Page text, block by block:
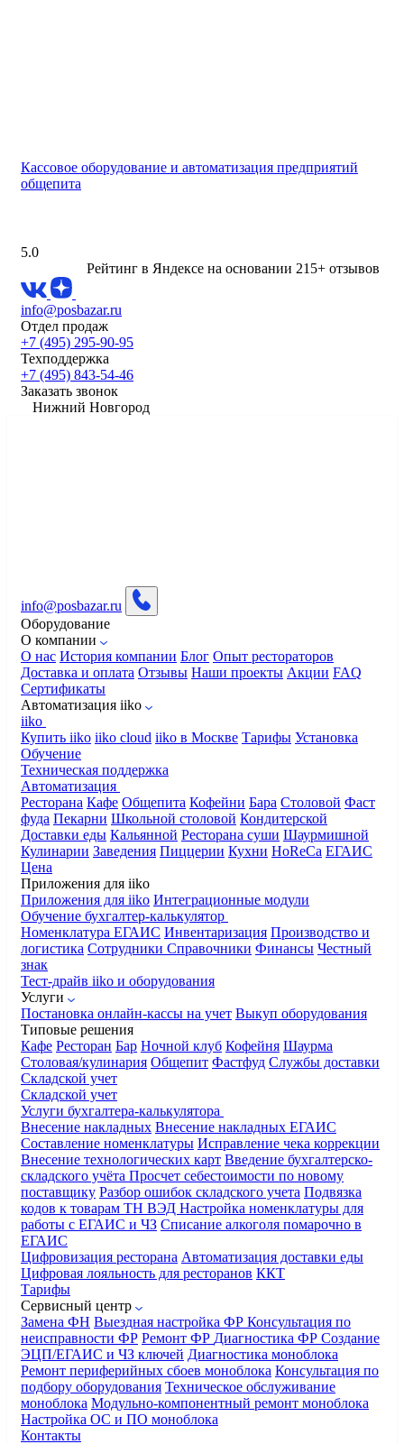
Кассовое оборудование и автоматизация предприятий
общепита
5.0
Рейтинг в Яндексе на основании 215+ отзывов
info@posbazar.ru
Отдел продаж
+7 (495) 295-90-95
Техподдержка
+7 (495) 843-54-46
Заказать звонок
Нижний Новгород
info@posbazar.ru
Оборудование
О компании
О нас История компании Блог Опыт рестораторов
Доставка и оплата Отзывы Наши проекты Акции FAQ
Сертификаты
Автоматизация iiko
iiko
Купить iiko iiko cloud iiko в Москве Тарифы Установка
Обучение
Техническая поддержка
Автоматизация
Ресторана Кафе Общепита Кофейни Бара Столовой Фаст
фуда Пекарни Школьной столовой Кондитерской
Доставки еды Кальянной Ресторана суши Шаурмишной
Кулинарии Заведения Пиццерии Кухни HoReCa ЕГАИС
Цена
Приложения для iiko
Приложения для iiko Интеграционные модули
Обучение бухгалтер-калькулятор
Номенклатура ЕГАИС Инвентаризация Производство и
логистика Сотрудники Справочники Финансы Честный
знак
Тест-драйв iiko и оборудования
Услуги
Постановка онлайн-кассы на учет Выкуп оборудования
Типовые решения
Кафе Ресторан Бар Ночной клуб Кофейня Шаурма
Столовая/кулинария Общепит Фастфуд Службы доставки
Складской учет
Складской учет
Услуги бухгалтера-калькулятора
Внесение накладных Внесение накладных ЕГАИС
Составление номенклатуры Исправление чека коррекции
Внесение технологических карт Введение бухгалтерско-
складского учёта Просчет себестоимости по новому
поставщику Разбор ошибок складского учета Подвязка
кодов к товарам ТН ВЭД Настройка номенклатуры для
работы с ЕГАИС и ЧЗ Списание алкоголя помарочно в
ЕГАИС
Цифровизация ресторана Автоматизация доставки еды
Цифровая лояльность для ресторанов ККТ
Тарифы
Сервисный центр
Замена ФН Выездная настройка ФР Консультация по
неисправности ФР Ремонт ФР Диагностика ФР Создание
ЭЦП/ЕГАИС и ЧЗ ключей Диагностика моноблока
Ремонт периферийных сбоев моноблока Консультация по
подбору оборудования Техническое обслуживание
моноблока Модульно-компонентный ремонт моноблока
Настройка ОС и ПО моноблока
Контакты